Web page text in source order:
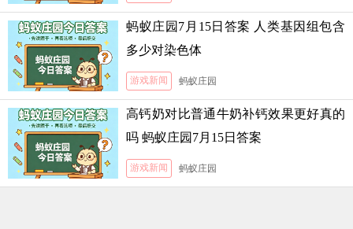
蚂蚁庄园7月15日答案 人类基因组包含
多少对染色体
游戏新闻 蚂蚁庄园
高钙奶对比普通牛奶补钙效果更好真的
吗 蚂蚁庄园7月15日答案
游戏新闻 蚂蚁庄园